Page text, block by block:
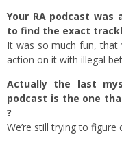
Your RA podcast
to find the exact
It was so much fun, that
action on it with illegal
Actually the last
podcast is the one
?
We’re still trying to